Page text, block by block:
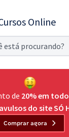
11
grátis por 7 dias!
Passar
para o Exame da
de 20% em
do site SÓ
Comprar agora